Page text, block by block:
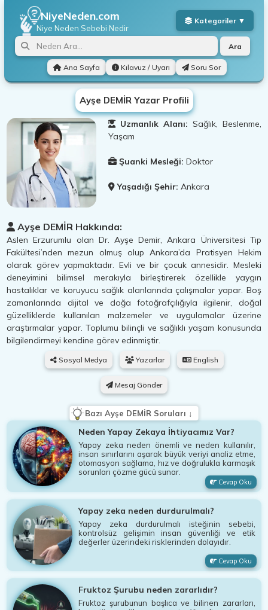
NiyeNeden.com
Niye Neden Sebebi Nedir
Ana Sayfa Kılavuz / Uyarı Soru Sor
Ara
Ayşe DEMİR Yazar Profili
Uzmanlık Alanı: Sağlık, Beslenme,
Yaşam
Şuanki Mesleği: Doktor
Yaşadığı Şehir: Ankara
Ayşe DEMİR Hakkında:
Aslen Erzurumlu olan Dr. Ayşe Demir, Ankara Üniversitesi Tıp
Fakültesi’nden mezun olmuş olup Ankara’da Pratisyen Hekim
olarak görev yapmaktadır. Evli ve bir çocuk annesidir. Mesleki
deneyimini bilimsel merakıyla birleştirerek özellikle yaygın
hastalıklar ve koruyucu sağlık alanlarında çalışmalar yapar. Boş
zamanlarında dijital ve doğa fotoğrafçılığıyla ilgilenir, doğal
güzelliklerde kullanılan malzemeler ve uygulamalar üzerine
araştırmalar yapar. Toplumu bilinçli ve sağlıklı yaşam konusunda
bilgilendirmeyi kendine görev edinmiştir.
Sosyal Medya Yazarlar English
Mesaj Gönder
Bazı Ayşe DEMİR Soruları ↓
Neden Yapay Zekaya İhtiyacımız Var?
Yapay zeka neden önemli ve neden kullanılır,
insan sınırlarını aşarak büyük veriyi analiz etme,
otomasyon sağlama, hız ve doğrulukla karmaşık
sorunları çözme gücü sunar.
Cevap Oku
Yapay zeka neden durdurulmalı?
Yapay zeka durdurulmalı isteğinin sebebi,
kontrolsüz gelişimin insan güvenliği ve etik
değerler üzerindeki risklerinden dolayıdır.
Cevap Oku
Fruktoz Şurubu neden zararlıdır?
Fruktoz şurubunun başlıca ve bilinen zararları,